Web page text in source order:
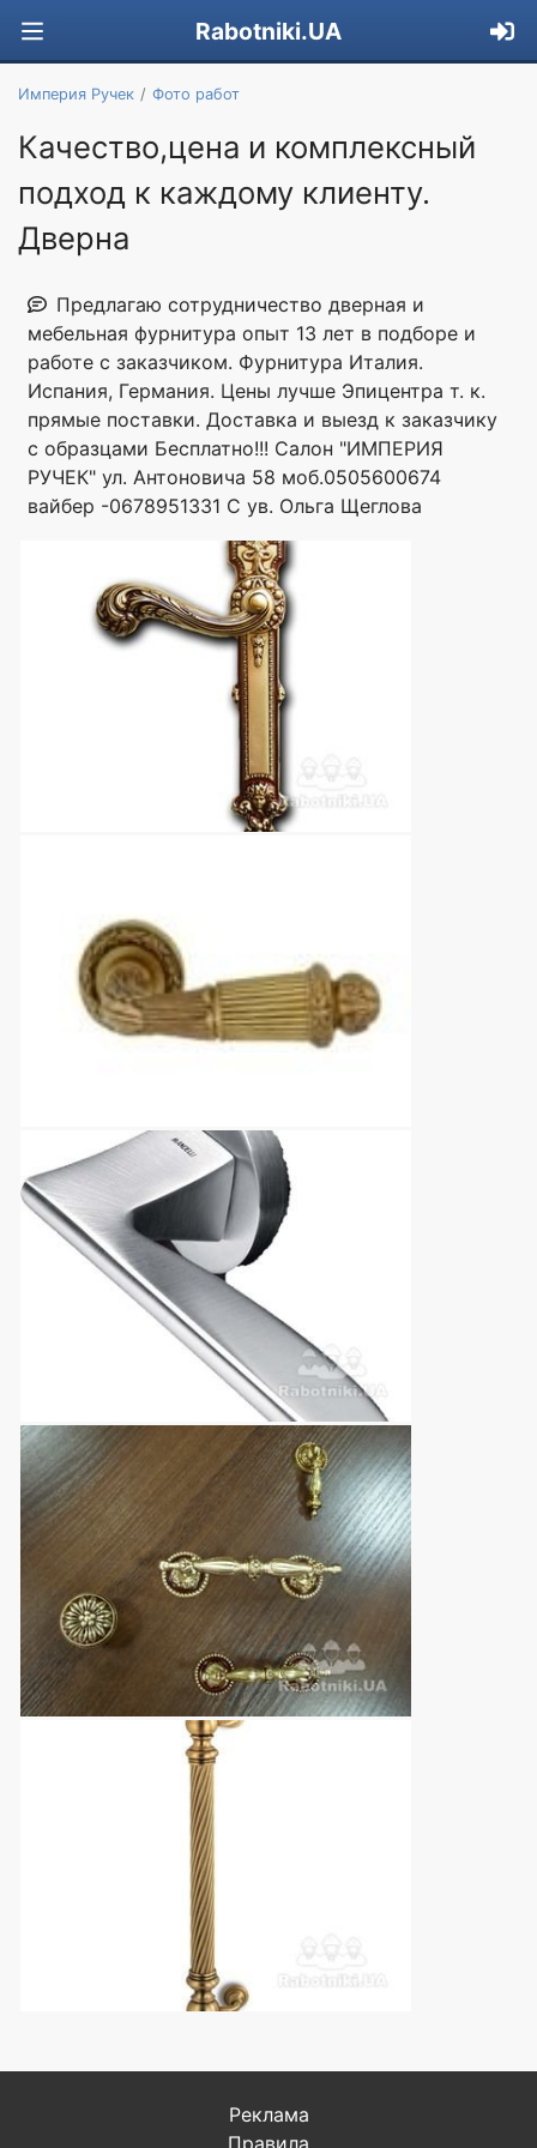
Rabotniki.UA
Империя Ручек Фото работ
Качество,цена и комплексный
подход к каждому клиенту.
Дверна
Предлагаю сотрудничество дверная и
мебельная фурнитура опыт 13 лет в подборе и
работе с заказчиком. Фурнитура Италия.
Испания, Германия. Цены лучше Эпицентра т. к.
прямые поставки. Доставка и выезд к заказчику
с образцами Бесплатно!!! Салон "ИМПЕРИЯ
РУЧЕК" ул. Антоновича 58 моб.0505600674
вайбер -0678951331 С ув. Ольга Щеглова
Реклама
Правила